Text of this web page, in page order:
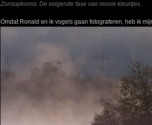
Zonsopkomst. De volgende fase van mooie kleurtjes.
Omdat Ronald en ik vogels gaan fotograferen, heb ik